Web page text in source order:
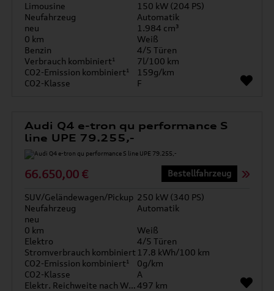
Limousine
150 kW (204 PS)
Neufahrzeug
Automatik
neu
1.984 cm³
0 km
Weiß
Benzin
4/5 Türen
Verbrauch kombiniert¹
7l/100 km
CO2-Emission kombiniert¹
159g/km
CO2-Klasse
F
Audi Q4 e-tron qu performance S
line UPE 79.255,-
66.650,00 € Bestellfahrzeug
SUV/Geländewagen/Pickup 250 kW (340 PS)
Neufahrzeug
Automatik
neu
0 km
Weiß
Elektro
4/5 Türen
Stromverbrauch kombiniert 17.8 kWh/100 km
CO2-Emission kombiniert¹
0g/km
CO2-Klasse
A
Elektr. Reichweite nach WLTP*497 km